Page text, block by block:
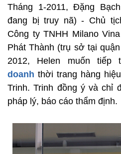
Tháng 1-2011, Đặng
đang bị truy nã) - Chủ
Công ty TNHH Milano
Phát Thành (trụ sở tại
2012, Helen muốn
doanh thời trang hàng
Trinh. Trinh đồng ý và chỉ
pháp lý, báo cáo thẩm định.